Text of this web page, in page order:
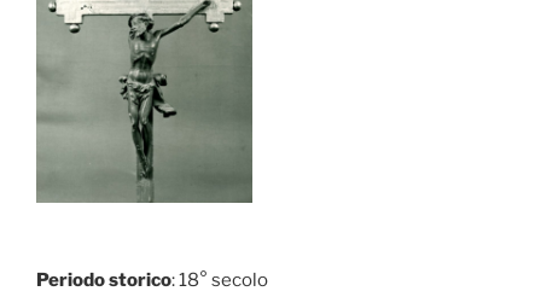
Periodo storico: 18° secolo